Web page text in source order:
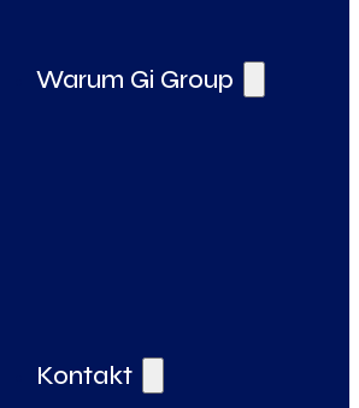
Warum Gi Group
Kontakt